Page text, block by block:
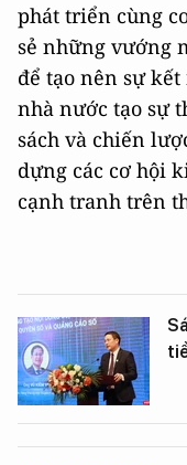
phát triển cùng
sẻ những vướng
để tạo nên sự
nhà nước tạo sự
sách và chiến
dựng các cơ hội
cạnh tranh trên